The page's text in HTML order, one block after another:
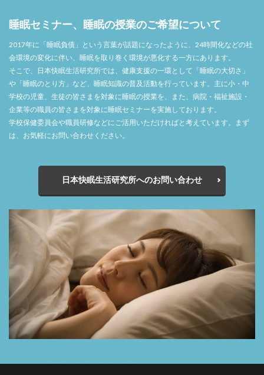
睡眠セミナー、睡眠の授業のご希望について
2017年に「睡眠負債」という言葉が話題になったように、24時間化などの社
会環境の変化に伴い、睡眠を取り巻く環境が悪化する一方にあります。
そこで、日本快眠生活研究所では、健康支援の一環として「睡眠の大切さ」
や「睡眠のとり方」など、睡眠知識の普及活動を行っています。主に小・中
学校の児童、生徒の皆さまを対象に睡眠の授業を、また、病院・福祉施設・
企業等の職員の皆さまを対象に睡眠セミナーを実施しております。
学校保健委員会や職員研修などにご活用いただければと考えています。まず
は、お気軽にお問い合わせください。
日本快眠生活研究所へのお問い合わせ